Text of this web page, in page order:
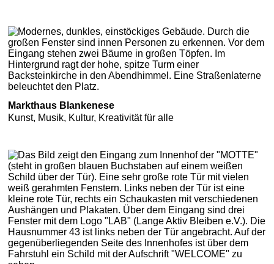
Markthaus Blankenese
Kunst, Musik, Kultur, Kreativität für alle